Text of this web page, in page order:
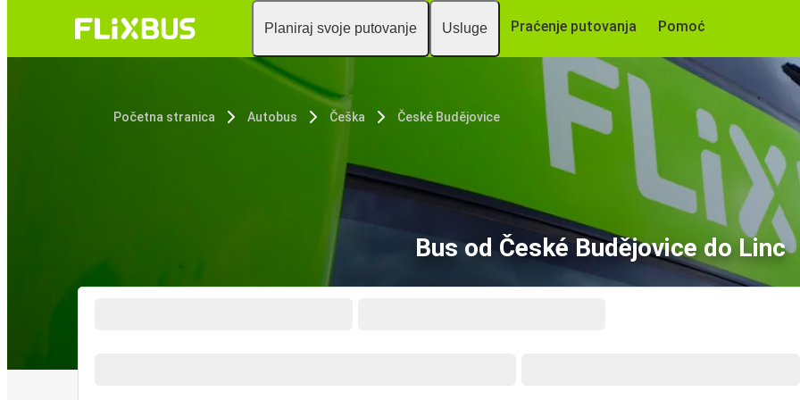
Planiraj svoje putovanje Usluge Praćenje putovanja Pomoć
Početna stranica Autobus Češka České Budějovice
Bus od České Budějovice do Linc